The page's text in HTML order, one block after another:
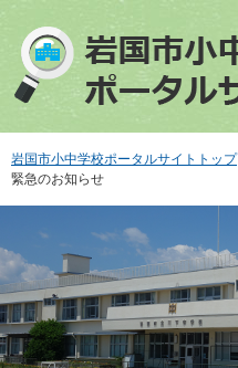
で
す
ば
し
文
へ
岩国市小中学校ポータルサイトトップ
緊急のお知らせ